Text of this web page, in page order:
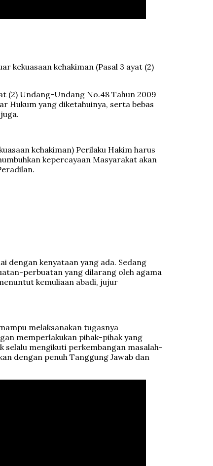
kekuasaan kehakiman (Pasal 3 ayat (2)
(2) Undang-Undang No.48 Tahun 2009
Hukum yang diketahuinya, serta bebas
kehakiman) Perilaku Hakim harus
kepercayaan Masyarakat akan
dengan kenyataan yang ada. Sedang
perbuatan yang dilarang oleh agama
kemuliaan abadi, jujur
melaksanakan tugasnya
memperlakukan pihak-pihak yang
selalu mengikuti perkembangan masalah-
dengan penuh Tanggung Jawab dan